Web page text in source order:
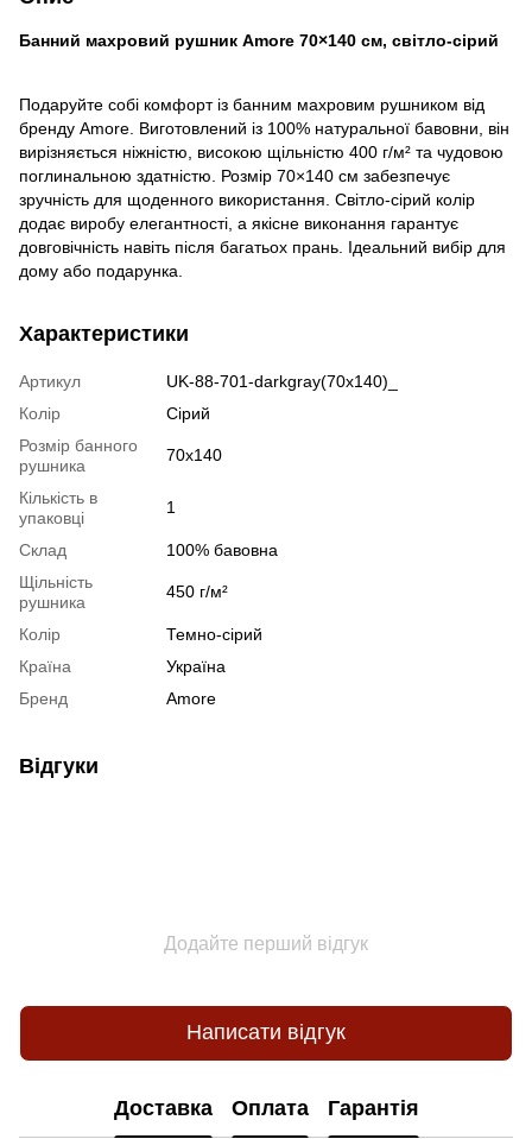
Банний махровий рушник Amore 70×140 см, світло-сірий
Подаруйте собі комфорт із банним махровим рушником від
бренду Amore. Виготовлений із 100% натуральної бавовни, він
вирізняється ніжністю, високою щільністю 400 г/м² та чудовою
поглинальною здатністю. Розмір 70×140 см забезпечує
зручність для щоденного використання. Світло-сірий колір
додає виробу елегантності, а якісне виконання гарантує
довговічність навіть після багатьох прань. Ідеальний вибір для
дому або подарунка.
Характеристики
Артикул
UK-88-701-darkgray(70x140)_
Колір
Сірий
Розмір банного
рушника
70x140
Кількість в
упаковці
1
Склад
100% бавовна
Щільність
рушника
450 г/м²
Колір
Темно-сірий
Країна
Україна
Бренд
Amore
Відгуки
Додайте перший відгук
Написати відгук
Доставка Оплата Гарантія